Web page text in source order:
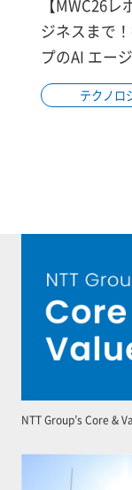
【MWC26
ジネスまで
プのAI エー
テクノロ
NTT Group’s Core &